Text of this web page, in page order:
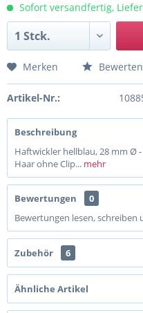
Sofort versandfertig,
Merken Bewerten
Artikel-Nr.:
Beschreibung
Haftwickler hellblau, 28 mm Ø
Haar ohne Clip... mehr
Bewertungen
0
Bewertungen lesen, schreiben
Zubehör 6
Ähnliche Artikel